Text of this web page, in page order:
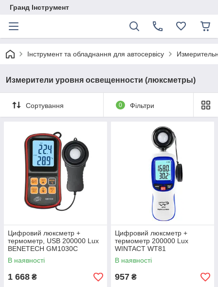
Гранд Інструмент
Інструмент та обладнання для автосервісу
Измерители уровня освещенности (люксметры)
Сортування 0 Фільтри
Цифровий люксметр +
термометр, USB 200000 Lux
BENETECH GM1030C
В наявності
1 668 ₴
Цифровий люксметр +
термометр 200000 Lux
WINTACT WT81
В наявності
957 ₴